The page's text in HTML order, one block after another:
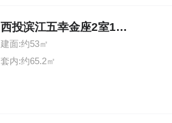
西投滨江五幸金座2室1厅2卫
建面:约53㎡
套内:约65.2㎡